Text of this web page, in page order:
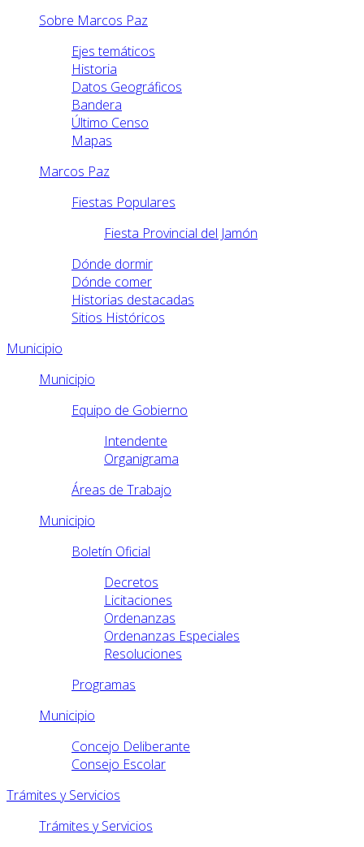
Sobre Marcos Paz
Ejes temáticos
Historia
Datos Geográficos
Bandera
Último Censo
Mapas
Marcos Paz
Fiestas Populares
Fiesta Provincial del Jamón
Dónde dormir
Dónde comer
Historias destacadas
Sitios Históricos
Municipio
Municipio
Equipo de Gobierno
Intendente
Organigrama
Áreas de Trabajo
Municipio
Boletín Oficial
Decretos
Licitaciones
Ordenanzas
Ordenanzas Especiales
Resoluciones
Programas
Municipio
Concejo Deliberante
Consejo Escolar
Trámites y Servicios
Trámites y Servicios